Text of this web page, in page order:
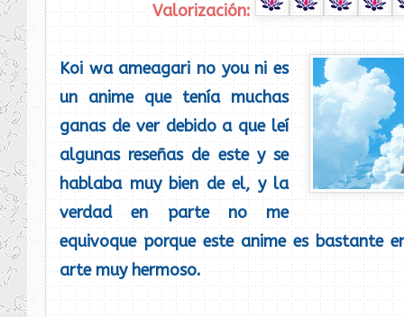
Valorización:
Koi wa ameagari no you ni es
un anime que tenía muchas
ganas de ver debido a que leí
algunas reseñas de este y se
hablaba muy bien de el, y la
verdad en parte no me
equivoque porque este anime es bastante
arte muy hermoso.